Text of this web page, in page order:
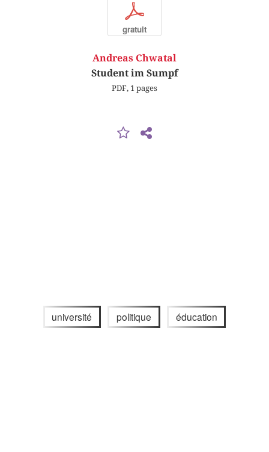
p
gratuit
Andreas Chwatal
Student im Sumpf
PDF, 1 pages
université politique éducation